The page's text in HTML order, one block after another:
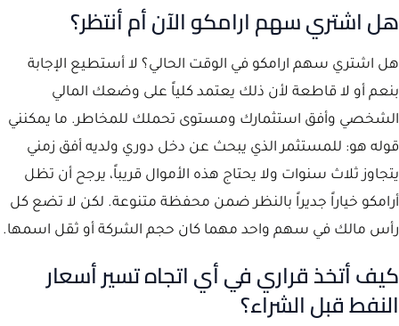
هل اشتري سهم ارامكو الآن أم أنتظر؟
هل اشتري سهم ارامكو في الوقت الحالي؟ لا أستطيع الإجابة
بنعم أو لا قاطعة لأن ذلك يعتمد كلياً على وضعك المالي
الشخصي وأفق استثمارك ومستوى تحملك للمخاطر. ما يمكنني
قوله هو: للمستثمر الذي يبحث عن دخل دوري ولديه أفق زمني
يتجاوز ثلاث سنوات ولا يحتاج هذه الأموال قريباً، يرجح أن تظل
أرامكو خياراً جديراً بالنظر ضمن محفظة متنوعة. لكن لا تضع كل
رأس مالك في سهم واحد مهما كان حجم الشركة أو ثقل اسمها.
كيف أتخذ قراري في أي اتجاه تسير أسعار
النفط قبل الشراء؟